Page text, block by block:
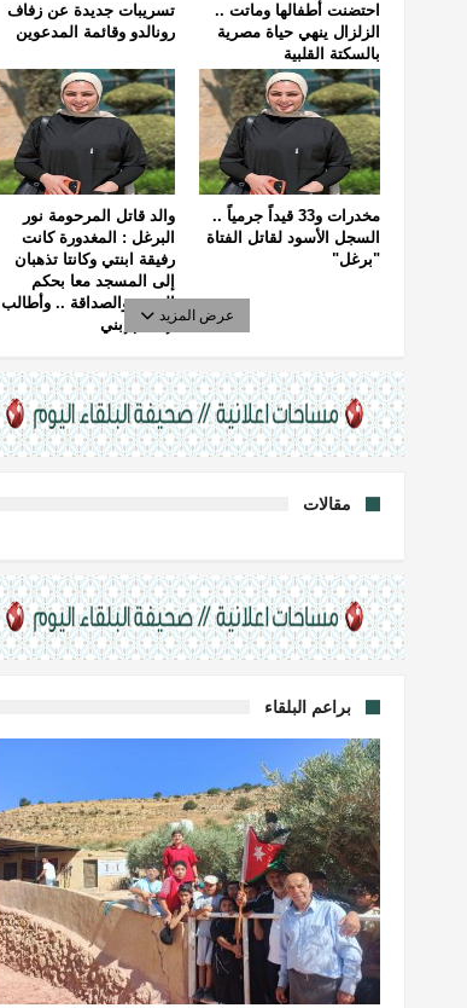
تسريبات جديدة عن زفاف
رونالدو وقائمة المدعوين
احتضنت أطفالها وماتت ..
الزلزال ينهي حياة مصرية
بالسكتة القلبية
والد قاتل المرحومة نور
البرغل : المغدورة كانت
رفيقة ابنتي وكانتا تذهبان
إلى المسجد معا بحكم
الجيرة والصداقة .. وأطالب
بإعدام إبني
مخدرات و33 قيداً جرمياً ..
السجل الأسود لقاتل الفتاة
"برغل"
عرض المزيد
مقالات
براعم البلقاء